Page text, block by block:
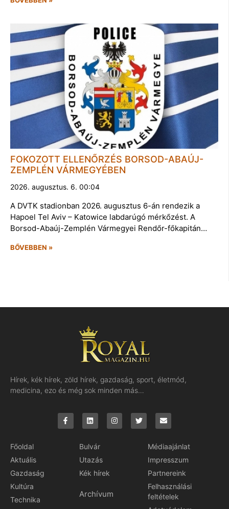
FOKOZOTT ELLENŐRZÉS BORSOD-ABAÚJ-
ZEMPLÉN VÁRMEGYÉBEN
2026. augusztus. 6. 00:04
A DVTK stadionban 2026. augusztus 6-án rendezik a
Hapoel Tel Aviv – Katowice labdarúgó mérkőzést. A
Borsod-Abaúj-Zemplén Vármegyei Rendőr-főkapitán…
BŐVEBBEN »
Hírek, kék hírek, zöld hírek, gazdaság, sport, életmód,
medicina, ezo és még sok minden más…
Főoldal
Aktuális
Gazdaság
Kultúra
Technika
Bulvár
Utazás
Kék hírek
Archívum
Médiaajánlat
Impresszum
Partnereink
Felhasználási
feltételek